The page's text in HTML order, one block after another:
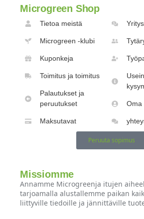
Microgreen Shop
Tietoa meistä
Microgreen -klubi
Kuponkeja
Toimitus ja toimitus
Palautukset ja
peruutukset
Maksutavat
Oma
Peruuta sopimus
Missiomme
Annamme Microgreenja itujen
tarjoamalla alustallemme paikan
liittyville tiedoille ja jännittäville